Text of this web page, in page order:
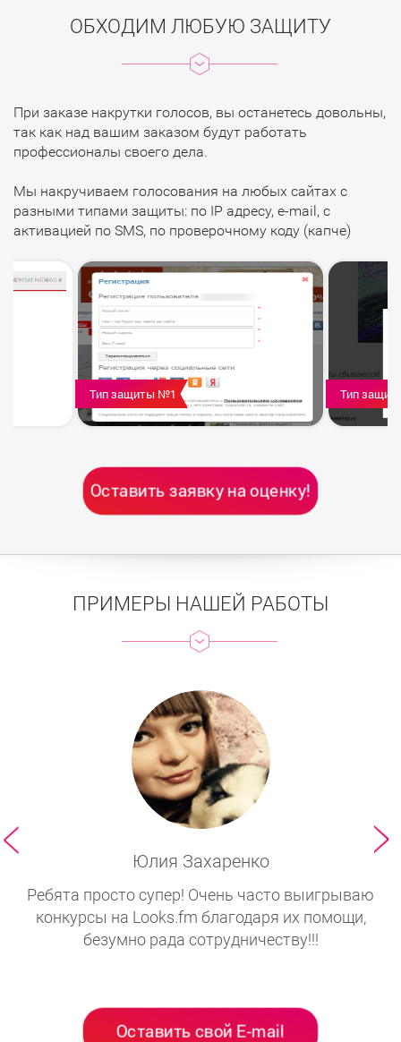
ОБХОДИМ ЛЮБУЮ ЗАЩИТУ
При заказе накрутки голосов, вы останетесь довольны,
так как над вашим заказом будут работать
профессионалы своего дела.
Мы накручиваем голосования на любых сайтах с
разными типами защиты: по IP адресу, e-mail, с
активацией по SMS, по проверочному коду (капче)
Тип защиты №1 Тип
Оставить заявку на оценку!
ПРИМЕРЫ НАШЕЙ РАБОТЫ
Юлия Захаренко
Ребята просто супер! Очень часто выигрываю
конкурсы на Looks.fm благодаря их помощи,
безумно рада сотрудничеству!!!
Оставить свой E-mail